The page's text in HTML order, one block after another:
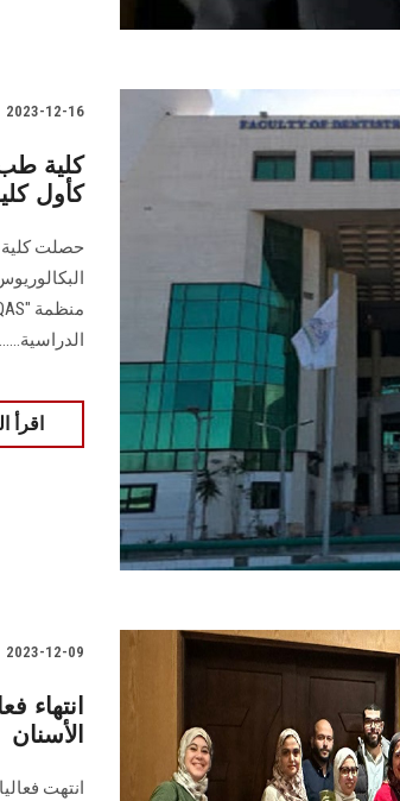
2023-12-16
كلية
كأول
حصلت كلية
اقرأ
2023-12-09
انتهاء
الأسنان
انتهت